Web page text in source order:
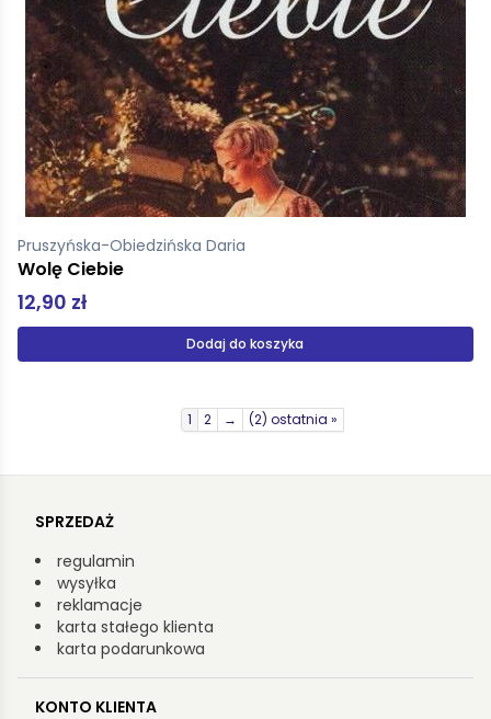
Pruszyńska-Obiedzińska Daria
Wolę Ciebie
12,90 zł
Dodaj do koszyka
1 2 → (2) ostatnia »
SPRZEDAŻ
regulamin
wysyłka
reklamacje
karta stałego klienta
karta podarunkowa
KONTO KLIENTA